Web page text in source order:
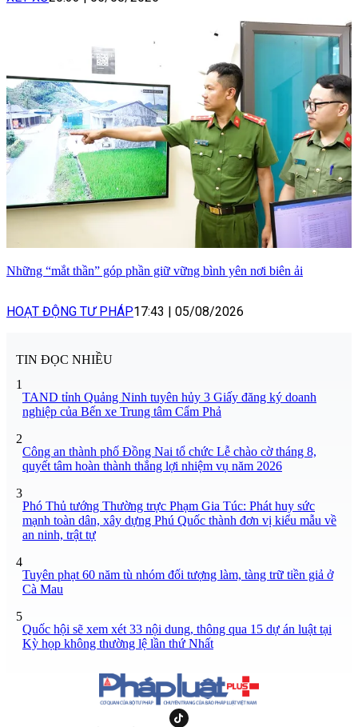
Những “mắt thần” góp phần giữ vững bình yên nơi biên ải
HOẠT ĐỘNG TƯ PHÁP17:43 | 05/08/2026
TIN ĐỌC NHIỀU
1
TAND tỉnh Quảng Ninh tuyên hủy 3 Giấy đăng ký doanh
nghiệp của Bến xe Trung tâm Cẩm Phả
2
Công an thành phố Đồng Nai tổ chức Lễ chào cờ tháng 8,
quyết tâm hoàn thành thắng lợi nhiệm vụ năm 2026
3
Phó Thủ tướng Thường trực Phạm Gia Túc: Phát huy sức
mạnh toàn dân, xây dựng Phú Quốc thành đơn vị kiểu mẫu về
an ninh, trật tự
4
Tuyên phạt 60 năm tù nhóm đối tượng làm, tàng trữ tiền giả ở
Cà Mau
5
Quốc hội sẽ xem xét 33 nội dung, thông qua 15 dự án luật tại
Kỳ họp không thường lệ lần thứ Nhất